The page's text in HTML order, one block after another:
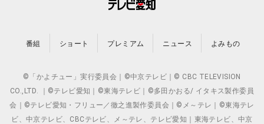
番組 ショート プレミアム ニュース よみもの
©「かよチュー」実行委員会｜©中京テレビ｜© CBC TELEVISION
CO.,LTD. ｜©テレビ愛知｜©東海テレビ｜©多田かおる/ イタキス製作委員
会｜©テレビ愛知・フリュー／徹之進製作委員会｜©メ～テレ｜©東海テレ
ビ、中京テレビ、CBCテレビ、メ～テレ、テレビ愛知｜東海テレビ、中京